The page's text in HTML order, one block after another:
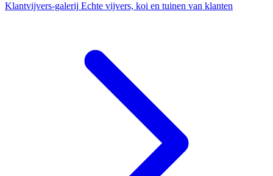
Klantvijvers-galerij Echte vijvers, koi en tuinen van klanten